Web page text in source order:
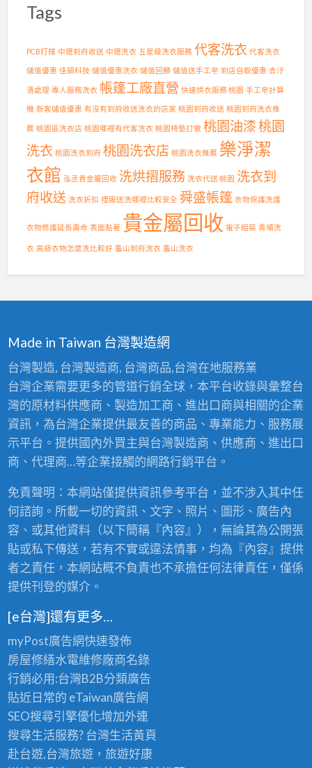
鬆
拆
洗
〉
中
管
，
頂
級
葉
批
發
供
商
〉
中
Tags
PCB打樣 中壢到府收送 中壢洗衣 五星級洗衣服務 代客洗衣 代客洗衣
儲值優惠 佳頡科技 儲值優惠洗衣 儲值回饋 儲值送手工皂 到店自取優惠 去汙
漬處理 專人服務洗衣 帳篷工廠直營 快速烘衣服務 桃園 手工皂計算
機 新客儲值優惠 有沒有到府收送洗衣的店家 桃園到府收送 桃園到府洗衣推
薦 桃園區洗衣店 桃園哪裡有代客洗衣 桃園椅墊訂做 桃園油漆桃園
洗衣 桃園洗衣到府 桃園洗衣店 桃園洗衣推薦 樂淨潔
衣館 泓丞貴金屬回收 洗烘摺服務 洗衣代送 桃園 洗衣到
府收送 洗衣折扣 禮服送洗哪裡比較安全 舜盛帳篷 衣物保護洗護
衣物修護延長壽命 表面黏著 貴金屬回收 電子組裝 青埔洗
衣 高級衣物怎麼洗比較好 龜山到府洗衣 龜山洗衣
Made in Taiwan 台灣製造網
台灣製造, 台灣製造商, 台灣商品,台灣在地服務業
台灣企業需要更多的管道行銷全球，本平台收錄與彙整台
灣的原材料供應商、製造加工商、進出口商與相關的企業
資訊，為台灣企業提供最友善的商品、專業能力、服務展
示平台。提供國內外買主與台灣製造商、供應商、進出口
商、代理商…等企業接觸的網路行銷平台。
免責聲明：本網站僅提供資訊參考平台，並不涉入其中任
何諮詢。所載一切的資訊、文字、照片、圖形、廣告內
容、或其他資料（以下簡稱『內容』），無論其為公開張
貼或私下傳送，若有不實或違法情事，均為『內容』提供
者之責任，本網站概不負責也不承擔任何法律責任，僅係
提供刊登的媒介。
[e台灣]還有更多…
myPost廣告網快速發佈
房屋修繕水電維修廠商名錄
行銷必用:台灣B2B分類廣告
貼近日常的 eTaiwan廣告網
SEO搜尋引擎優化增加外連
搜尋生活服務? 台灣生活黃頁
赴台遊,台灣旅遊，旅遊好康